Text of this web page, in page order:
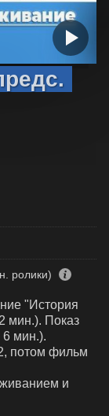
ролики)
"История
мин.). Показ
6 мин.).
потом фильм
и